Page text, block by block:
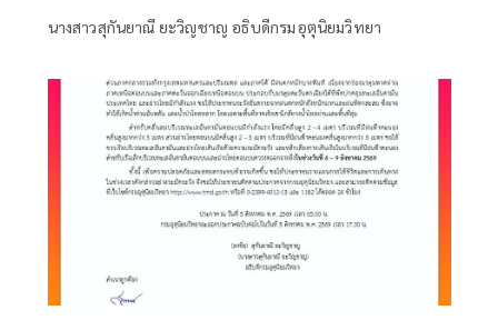
นางสาวสุกันยาณี ยะวิญชาญ อธิบดีกรมอุตุนิยมวิทยา